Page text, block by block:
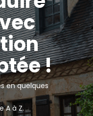
!
en quelques
A à Z.